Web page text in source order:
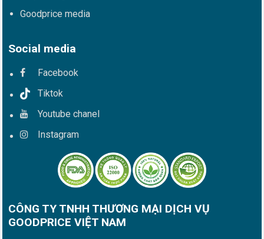
Goodprice media
Social media
Facebook
Tiktok
Youtube chanel
Instagram
CÔNG TY TNHH THƯƠNG MẠI DỊCH VỤ
GOODPRICE VIỆT NAM